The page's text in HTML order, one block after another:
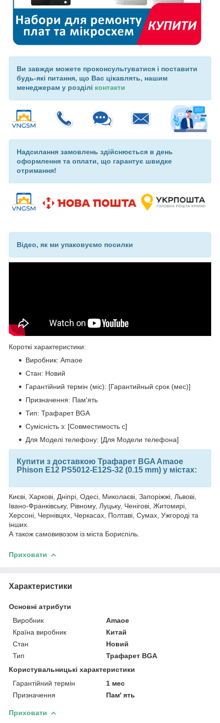
Ви завжди можете проконсультуватися і поставити
будь-які питання, що Вас цікавлять, нашим
менеджерам у розділі контакти
Надсилання замовлень здійснюється в день
оформлення та оплати, що гарантує швидке
отримання!
Відео, як ми упаковуємо посилки
Короткі характеристики:
Виробник: Amaoe
Стан: Новий
Гарантійний термін (міс): [Гарантийный срок (мес)]
Призначення: Пам'ять
Тип: Трафарет BGA
Сумісність з: [Совместимость с]
Для Моделі телефону: [Для Модели телефона]
Купити з доставкою Трафарет BGA Amaoe
Phison E12 PS5012-E12S-32 (0.15 mm) у містах:
Києві, Харкові, Дніпрі, Одесі, Миколаєві, Запоріжжі, Львові,
Івано-Франківську, Рівному, Луцьку, Ченігові, Житомирі,
Херсоні, Чернівцях, Черкасах, Полтаві, Сумах, Ужгороді та
інших.
А також самовивозом із міста Бориспіль.
Приховати
Характеристики
Основні атрибути
Виробник
Amaoe
Країна виробник
Китай
Стан
Новий
Тип
Трафарет BGA
Користувальницькі характеристики
Гарантійний термін
1 мес
Призначення
Пам' ять
Приховати